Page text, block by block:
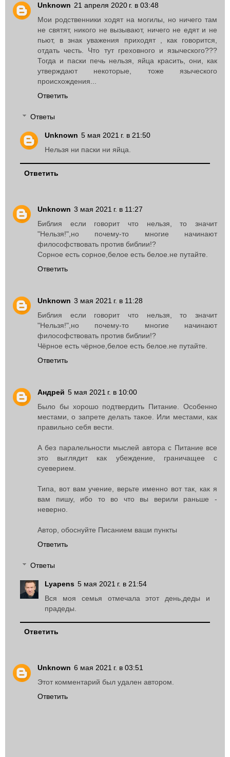
Unknown 21 апреля 2020 г. в 03:48
Мои родственники ходят на могилы, но ничего там
не святят, никого не вызывают, ничего не едят и не
пьют, в знак уважения приходят , как говорится,
отдать честь. Что тут греховного и языческого???
Тогда и паски печь нельзя, яйца красить, они, как
утверждают некоторые, тоже языческого
происхождения...
Ответить
Ответы
Unknown 5 мая 2021 г. в 21:50
Нельзя ни паски ни яйца.
Ответить
Unknown 3 мая 2021 г. в 11:27
Библия если говорит что нельзя, то значит
"Нельзя!",но почему-то многие начинают
философствовать против библии!?
Сорное есть сорное,белое есть белое.не путайте.
Ответить
Unknown 3 мая 2021 г. в 11:28
Библия если говорит что нельзя, то значит
"Нельзя!",но почему-то многие начинают
философствовать против библии!?
Чёрное есть чёрное,белое есть белое.не путайте.
Ответить
Андрей 5 мая 2021 г. в 10:00
Было бы хорошо подтвердить Питание. Особенно
местами, о запрете делать такое. Или местами, как
правильно себя вести.
А без паралельности мыслей автора с Питание все
это выглядит как убеждение, граничащее с
суеверием.
Типа, вот вам учение, верьте именно вот так, как я
вам пишу, ибо то во что вы верили раньше -
неверно.
Автор, обоснуйте Писанием ваши пункты
Ответить
Ответы
Lyapens 5 мая 2021 г. в 21:54
Вся моя семья отмечала этот день,деды и
прадеды.
Ответить
Unknown 6 мая 2021 г. в 03:51
Этот комментарий был удален автором.
Ответить